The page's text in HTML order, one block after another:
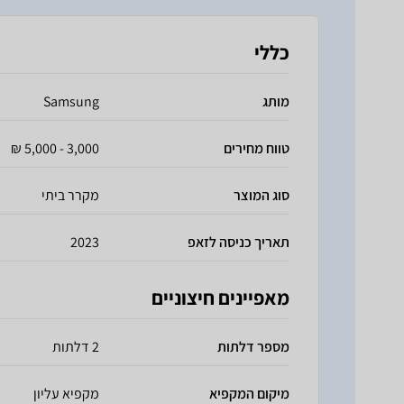
כללי
מותג Samsung
טווח מחירים 3,000 - 5,000 ₪
סוג המוצר מקרר ביתי
תאריך כניסה לזאפ 2023
מאפיינים חיצוניים
מספר דלתות 2 דלתות
מיקום המקפיא מקפיא עליון